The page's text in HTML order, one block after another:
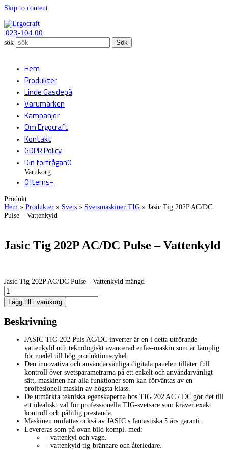
Skip to content
023-104 00
sök Sök
Hem
Produkter
Linde Gasdepå
Varumärken
Kampanjer
Om Ergocraft
Kontakt
GDPR Policy
Din förfrågan0
Varukorg
0 Items-
Produkt
Hem » Produkter » Svets » Svetsmaskiner TIG » Jasic Tig 202P AC/DC
Pulse – Vattenkyld
Jasic Tig 202P AC/DC Pulse – Vattenkyld
Jasic Tig 202P AC/DC Pulse - Vattenkyld mängd
Lägg till i varukorg
Beskrivning
JASIC TIG 202 Puls AC/DC inverter är en i detta utförande
vattenkyld och teknologiskt avancerad enfas-maskin som är lämplig
för medel till hög produktionscykel.
Den innovativa och användarvänliga digitala panelen tillåter full
kontroll över svetsparametrarna på ett enkelt och användarvänligt
sätt, maskinen har alla funktioner som kan förväntas av en
proffesionell maskin av högsta klass.
De utmärkta tekniska egenskaperna hos TIG 202 AC / DC gör det till
ett idealiskt val för professionella TIG-svetsare som kräver exakt
kontroll och pålitlig prestanda.
Maskinen omfattas också av JASIC:s fantastiska 5 års garanti.
Levereras som på ovan bild kompl. med:
– vattenkyl och vagn.
– vattenkyld tig-brännare och återledare.